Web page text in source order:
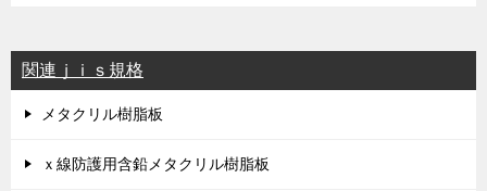
関連ｊｉｓ規格
メタクリル樹脂板
ｘ線防護用含鉛メタクリル樹脂板